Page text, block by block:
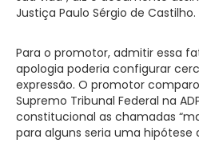
Justiça Paulo Sérgio de Castilho.
Para o promotor, admitir essa
apologia poderia configurar
expressão. O promotor
Supremo Tribunal Federal na
constitucional as chamadas
para alguns seria uma hipótese